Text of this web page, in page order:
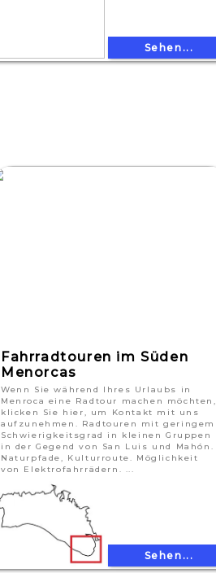
Sehen...
Fahrradtouren im Süden
Menorcas
Wenn Sie während Ihres Urlaubs in
Menroca eine Radtour machen möchten,
klicken Sie hier, um Kontakt mit uns
aufzunehmen. Radtouren mit geringem
Schwierigkeitsgrad in kleinen Gruppen
in der Gegend von San Luis und Mahón.
Naturpfade, Kulturroute. Möglichkeit
von Elektrofahrrädern. ...
Sehen...